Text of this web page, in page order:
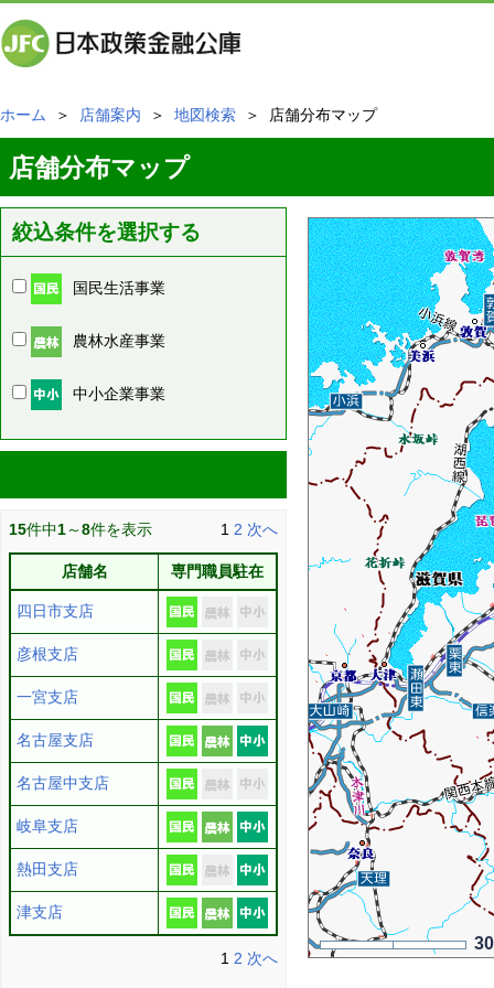
ホーム ＞ 店舗案内 ＞ 地図検索 ＞ 店舗分布マップ
店舗分布マップ
絞込条件を選択する
国民生活事業
農林水産事業
中小企業事業
15件中1～8件を表示 1 2 次へ
店舗名 専門職員駐在
四日市支店
彦根支店
一宮支店
名古屋支店
名古屋中支店
岐阜支店
熱田支店
津支店
1 2 次へ